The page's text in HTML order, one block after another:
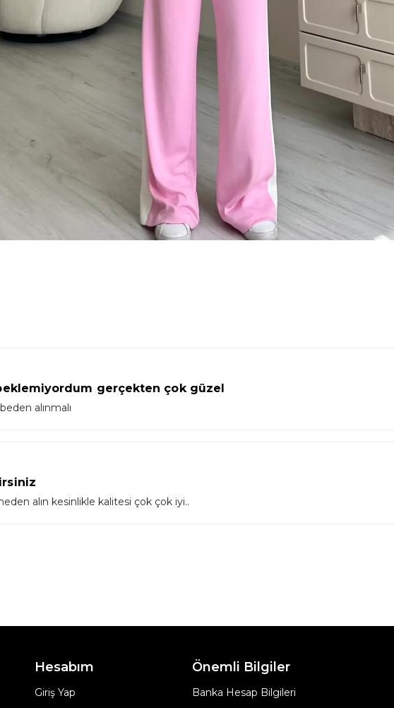
gerçekten çok güzel
alınmalı
alın kesinlikle kalitesi çok çok iyi..
Hesabım
Giriş Yap
Önemli Bilgiler
Banka Hesap Bilgileri